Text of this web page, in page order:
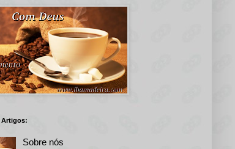
Artigos:
Sobre nós